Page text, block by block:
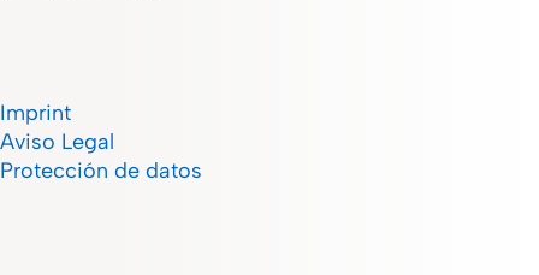
Imprint
Aviso Legal
Protección de datos